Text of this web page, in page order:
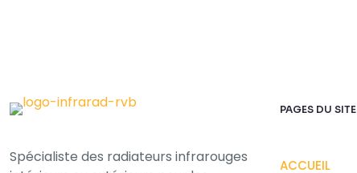
Spécialiste des radiateurs infrarouges
PAGES DU SITE
ACCUEIL